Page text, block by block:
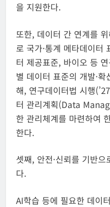
을 지원한다.
또한, 데이터 간 연계를
로 국가·통계 메타데이터
터 제공표준, 바이오 등
별 데이터 표준의 개발·
해, 연구데이터법 시행
터 관리계획(Data
한 관리체계를 마련하여
한다.
셋째, 안전·신뢰를 기반
다.
AI학습 등에 필요한 데이